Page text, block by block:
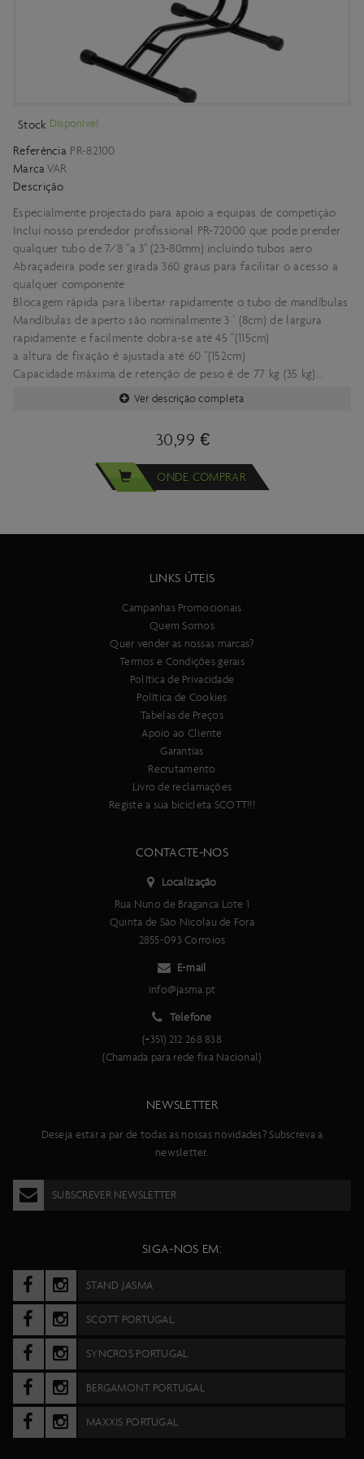
Stock Disponível
Referência PR-82100
Marca VAR
Descrição
Especialmente projectado para apoio a equipas de competição.
Inclui nosso prendedor profissional PR-72000 que pode prender
qualquer tubo de 7/8 "a 3" (23-80mm) incluindo tubos aero
Abraçadeira pode ser girada 360 graus para facilitar o acesso a
qualquer componente
Blocagem rápida para libertar rapidamente o tubo de mandíbulas
Mandíbulas de aperto são nominalmente 3 ' (8cm) de largura
rapidamente e facilmente dobra-se até 45 "(115cm)
a altura de fixação é ajustada até 60 "(152cm)
Capacidade máxima de retenção de peso é de 77 kg (35 kg)
Estável e leve, apenas 5,1 kg, feito de tubos de alumínio
Ver descrição completa
30,99 €
ONDE COMPRAR
LINKS ÚTEIS
Campanhas Promocionais
Quem Somos
Quer vender as nossas marcas?
Termos e Condições gerais
Política de Privacidade
Política de Cookies
Tabelas de Preços
Apoio ao Cliente
Garantias
Recrutamento
Livro de reclamações
Registe a sua bicicleta SCOTT!!!
CONTACTE-NOS
Localização
Rua Nuno de Braganca Lote 1
Quinta de São Nicolau de Fora
2855-093 Corroios
E-mail
info@jasma.pt
Telefone
(+351) 212 268 838
(Chamada para rede fixa Nacional)
NEWSLETTER
Deseja estar a par de todas as nossas novidades? Subscreva a
newsletter.
SUBSCREVER NEWSLETTER
SIGA-NOS EM:
STAND JASMA
SCOTT PORTUGAL
SYNCROS PORTUGAL
BERGAMONT PORTUGAL
MAXXIS PORTUGAL